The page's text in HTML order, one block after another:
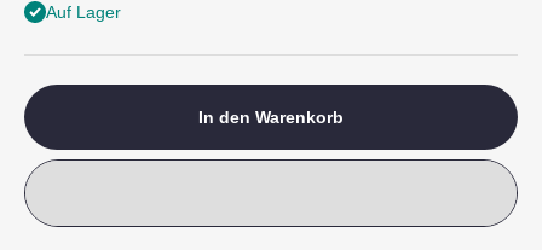
Auf Lager
In den Warenkorb